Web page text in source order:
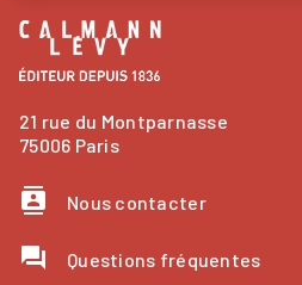
21 rue du Montparnasse
75006 Paris
contacts Nous contacter
question_answer Questions fréquentes